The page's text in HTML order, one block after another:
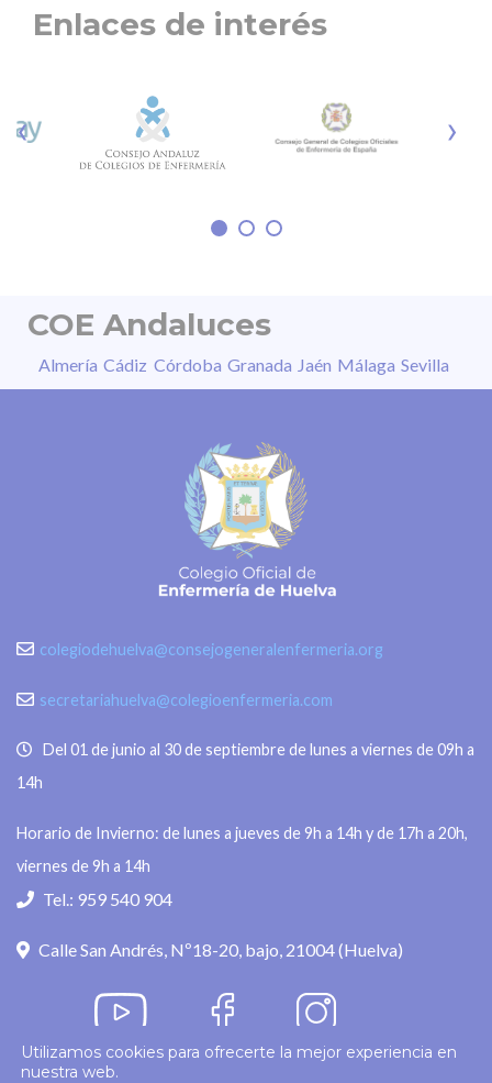
retinopatía solar, una quemadura fotoquímica
fotoquímica de la retina, la pérdida parcial o
irreversible de la visión, distorsión de las
Enlaces de interés
‹ ›
COE Andaluces
Almería Cádiz Córdoba Granada Jaén Málaga Sevilla
colegiodehuelva@consejogeneralenfermeria.org
secretariahuelva@colegioenfermeria.com
Del 01 de junio al 30 de septiembre de lunes a viernes de 09h a
14h
Horario de Invierno: de lunes a jueves de 9h a 14h y de 17h a 20h,
viernes de 9h a 14h
Tel.: 959 540 904
Calle San Andrés, Nº18-20, bajo, 21004 (Huelva)
Utilizamos cookies para ofrecerte la mejor experiencia en
nuestra web.